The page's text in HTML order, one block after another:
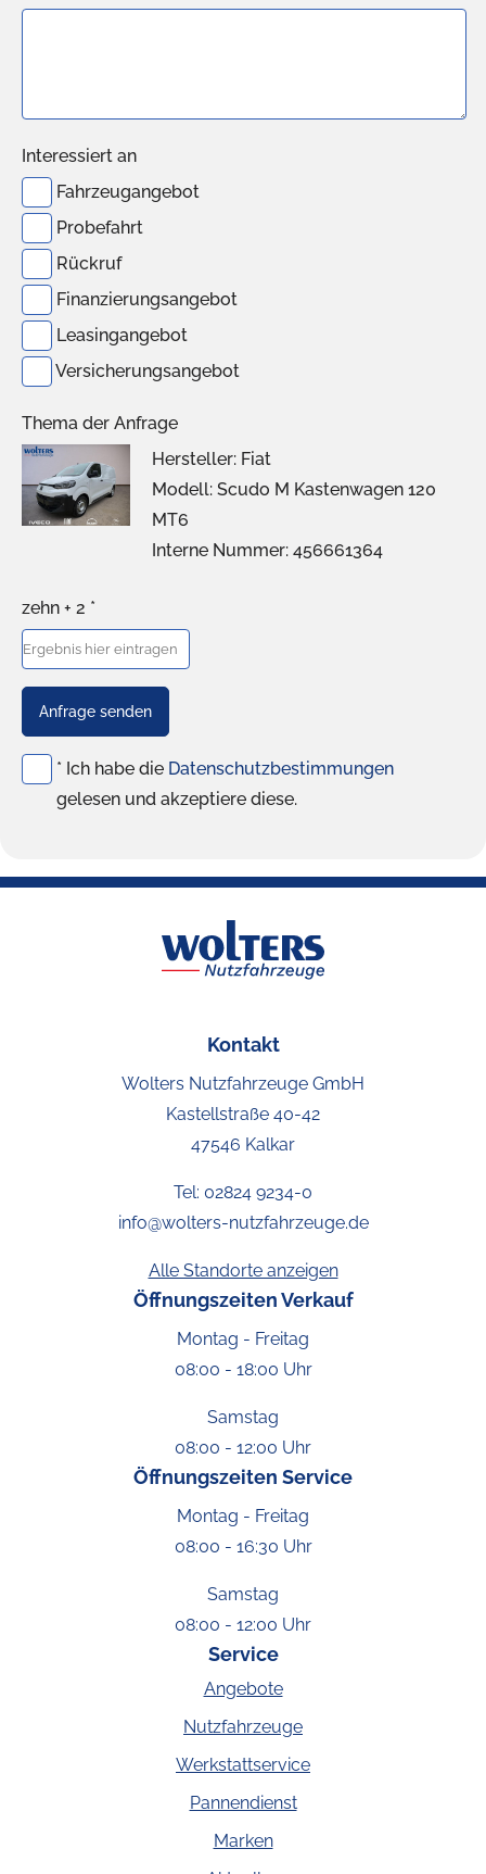
Interessiert an
Fahrzeugangebot
Probefahrt
Rückruf
Finanzierungsangebot
Leasingangebot
Versicherungsangebot
Thema der Anfrage
Hersteller: Fiat
Modell: Scudo M Kastenwagen 120
MT6
Interne Nummer: 456661364
zehn + 2 *
Anfrage senden
* Ich habe die Datenschutzbestimmungen
gelesen und akzeptiere diese.
Kontakt
Wolters Nutzfahrzeuge GmbH
Kastellstraße 40-42
47546 Kalkar
Tel: 02824 9234-0
info@wolters-nutzfahrzeuge.de
Alle Standorte anzeigen
Öffnungszeiten Verkauf
Montag - Freitag
08:00 - 18:00 Uhr
Samstag
08:00 - 12:00 Uhr
Öffnungszeiten Service
Montag - Freitag
08:00 - 16:30 Uhr
Samstag
08:00 - 12:00 Uhr
Service
Angebote
Nutzfahrzeuge
Werkstattservice
Pannendienst
Marken